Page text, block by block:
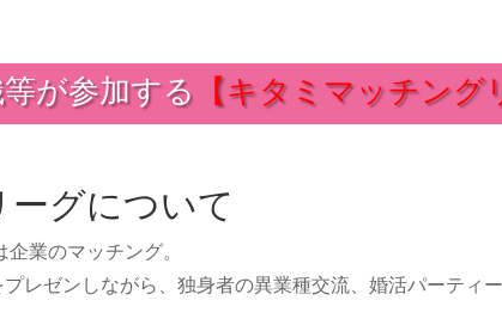
が参加する 【キタミマッチング
グについて
業のマッチング。
レゼンしながら、独身者の異業種交流、婚活パーティー